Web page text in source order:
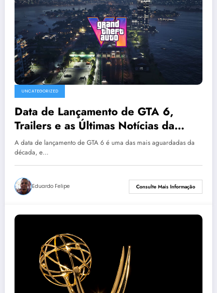
UNCATEGORIZED
Data de Lançamento de GTA 6,
Trailers e as Últimas Notícias da
Rockstar Games
A data de lançamento de GTA 6 é uma das mais aguardadas da
década, e…
Eduardo Felipe Consulte Mais Informação